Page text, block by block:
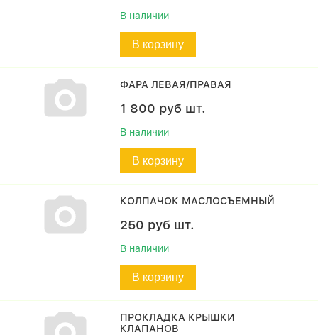
В наличии
В корзину
ФАРА ЛЕВАЯ/ПРАВАЯ
1 800 руб шт.
В наличии
В корзину
КОЛПАЧОК МАСЛОСЪЕМНЫЙ
250 руб шт.
В наличии
В корзину
ПРОКЛАДКА КРЫШКИ
КЛАПАНОВ